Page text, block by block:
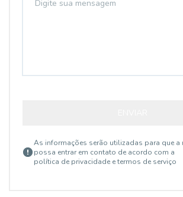
As informações serão utilizadas para que a
possa entrar em contato de acordo com a
política de privacidade e termos de serviço